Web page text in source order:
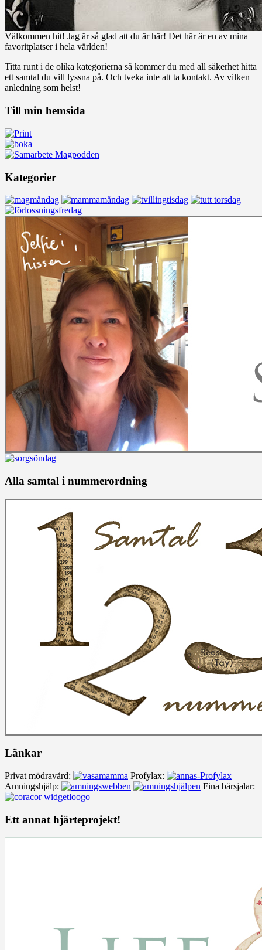
Välkommen hit! Jag är så glad att du är här! Det här är en av mina
favoritplatser i hela världen!
Titta runt i de olika kategorierna så kommer du med all säkerhet hitta
ett samtal du vill lyssna på. Och tveka inte att ta kontakt. Av vilken
anledning som helst!
Till min hemsida
Kategorier
Alla samtal i nummerordning
Länkar
Privat mödravård:
Profylax:
Amningshjälp:
Fina bärsjalar:
Ett annat hjärteprojekt!